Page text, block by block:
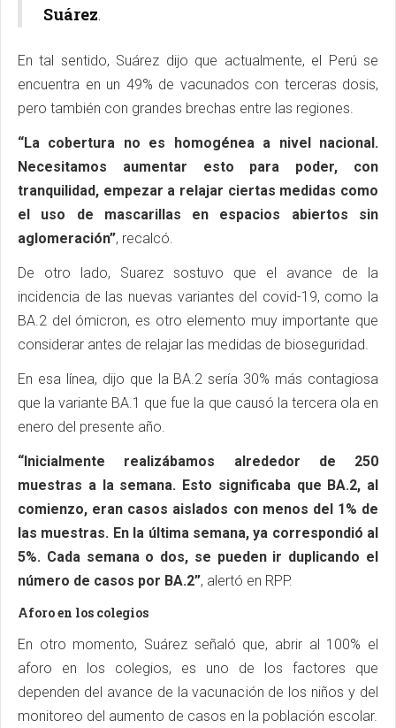
Suárez.
En tal sentido, Suárez dijo que actualmente, el Perú se
encuentra en un 49% de vacunados con terceras dosis,
pero también con grandes brechas entre las regiones.
“La cobertura no es homogénea a nivel nacional.
Necesitamos aumentar esto para poder, con
tranquilidad, empezar a relajar ciertas medidas como
el uso de mascarillas en espacios abiertos sin
aglomeración”, recalcó.
De otro lado, Suarez sostuvo que el avance de la
incidencia de las nuevas variantes del covid-19, como la
BA.2 del ómicron, es otro elemento muy importante que
considerar antes de relajar las medidas de bioseguridad.
En esa línea, dijo que la BA.2 sería 30% más contagiosa
que la variante BA.1 que fue la que causó la tercera ola en
enero del presente año.
“Inicialmente realizábamos alrededor de 250
muestras a la semana. Esto significaba que BA.2, al
comienzo, eran casos aislados con menos del 1% de
las muestras. En la última semana, ya correspondió al
5%. Cada semana o dos, se pueden ir duplicando el
número de casos por BA.2”, alertó en RPP.
Aforo en los colegios
En otro momento, Suárez señaló que, abrir al 100% el
aforo en los colegios, es uno de los factores que
dependen del avance de la vacunación de los niños y del
monitoreo del aumento de casos en la población escolar.